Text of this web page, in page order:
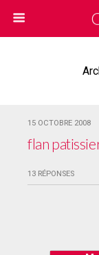
15 OCTOBRE 2008
flan
13 RÉPONSES